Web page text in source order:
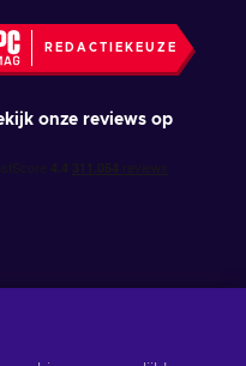
REDACTIEKEUZE
onze reviews op